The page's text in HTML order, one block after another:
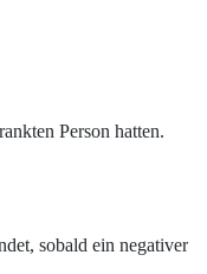
Person hatten.
sobald ein negativer